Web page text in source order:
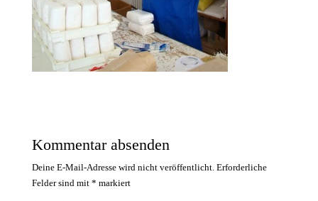
Kommentar absenden
Deine E-Mail-Adresse wird nicht veröffentlicht. Erforderliche
Felder sind mit * markiert